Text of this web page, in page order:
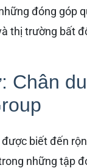
đóng góp
thị trường bất
Chân
được biết đến
những tập